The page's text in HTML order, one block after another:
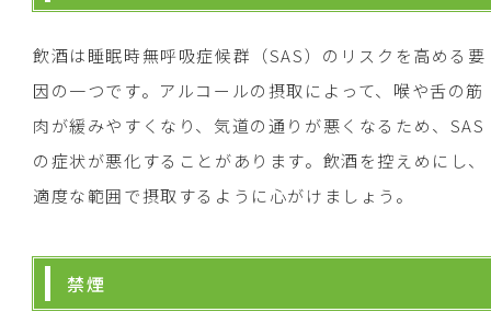
飲酒は睡眠時無呼吸症候群（SAS）のリスクを高める要
因の一つです。アルコールの摂取によって、喉や舌の筋
肉が緩みやすくなり、気道の通りが悪くなるため、SAS
の症状が悪化することがあります。飲酒を控えめにし、
適度な範囲で摂取するように心がけましょう。
禁煙